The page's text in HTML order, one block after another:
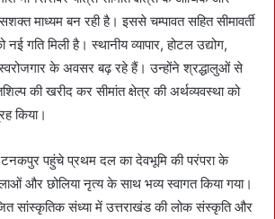
माध्यम बन रही है। इससे चम्पावत सहित सीमावर्ती
नई गति मिली है। स्थानीय व्यापार, होटल उद्योग,
के अवसर बढ़ रहे हैं। उन्होंने श्रद्धालुओं से
की खरीद कर सीमांत क्षेत्र की अर्थव्यवस्था को
किया।
पहुंचे प्रथम दल का देवभूमि की परंपरा के
और छोलिया नृत्य के साथ भव्य स्वागत किया गया।
सांस्कृतिक संध्या में उत्तराखंड की लोक संस्कृति और